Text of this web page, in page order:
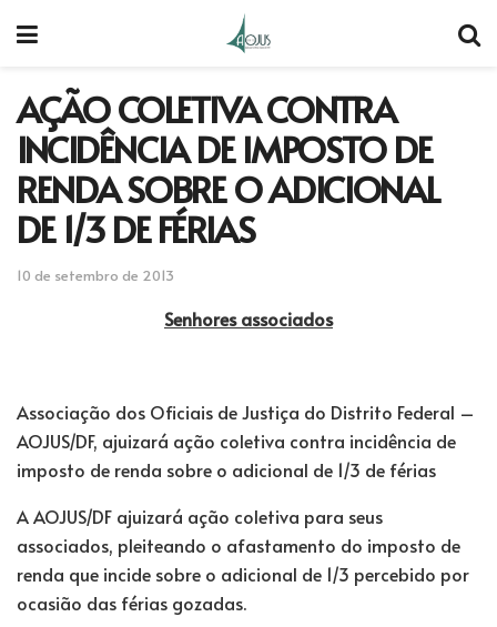
AÇÃO COLETIVA CONTRA
INCIDÊNCIA DE IMPOSTO DE
RENDA SOBRE O ADICIONAL
DE 1/3 DE FÉRIAS
10 de setembro de 2013
Senhores associados
Associação dos Oficiais de Justiça do Distrito Federal –
AOJUS/DF, ajuizará ação coletiva contra incidência de
imposto de renda sobre o adicional de 1/3 de férias
A AOJUS/DF ajuizará ação coletiva para seus
associados, pleiteando o afastamento do imposto de
renda que incide sobre o adicional de 1/3 percebido por
ocasião das férias gozadas.